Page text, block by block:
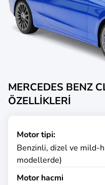
MERCEDES BENZ
ÖZELLİKLERİ
Motor tipi:
Benzinli, dizel ve mild-
modellerde)
Motor hacmi